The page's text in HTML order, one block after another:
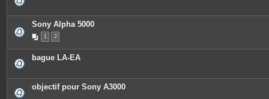
Sony Alpha 5000
1 2
bague LA-EA
objectif pour Sony A3000